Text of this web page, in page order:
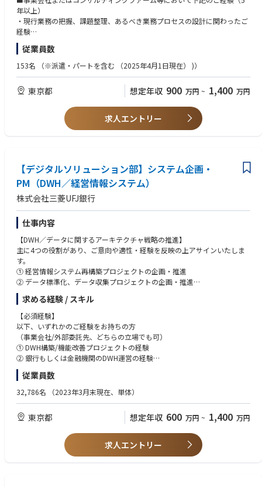
・重大度区分、判断基準、エスカレーション基準の整備
・システム・開発・事業・管理各部門との連携体制構築
・インシデント対応手順、連絡先、記録様式等の整備
・訓練・演習の企画、実施、振り返り
・発生事象や訓練結果に基づくプロセスの改善
■SOCに関する体制整備・運営
・セキュリティ監視の対象、目的、優先順位の整理
・アラートの受付、分析、判断、対応依頼、エスカレーションのプロセス
・監視結果や対応状況の可視化
・監視ルールや運用プロセスの継続的な見直し
・必要に応じた外部ベンダー・専門事業者の評価および管理
■IT全般統制・リスク管理の推進
制活動整備）
・統制上の課題に対する改善計画の策定・推進
・統制活動を通じて開発・インフラ部門と協働しセキュリティ対応などの
改善活動推進
・規程・ルールと実際の業務プロセスとの整合性確認
・統制活動の実施状況や改善状況のモニタリング
・経営層・関係部門へのリスクおよび進捗の報告
■組織定着・継続的改善
・各種統制体制の活動状況、課題、成果のモニタリング
・必要に応じた活動指標、リスク指標、改善指標等の設計
・定例会議および課題管理の運営
・各部門の実務負担や運用状況を踏まえたプロセス改善
・組織変更、新システム導入、新サービス開始等に伴う統制の見直し
・社内への情報発信、研修、啓発活動
・関係部門のメンバーが自律的に活動できるための支援
■将来的に期待する業務
・全社のIT統制・情報セキュリティ方針および中期計画の策定
・ITリスクの優先順位付けと対応計画の統括
・経営層への定期的なリスク報告と改善提案
・IT統制・情報セキュリティ関連予算の策定・管理
・外部専門家、サービス提供者、ベンダーの管理
■リスク管理と事業スピードのバランスを考慮できる方
リスクをゼロにすることだけを目指すのではなく、事業の目的、影響度、
実現可能性を踏まえて、管理水準や優先順位を判断できる方を歓迎しま
す。
■技術と組織の両面から課題を捉えられる方
セキュリティ製品や技術ありきで問題を解決しようとせず、業務プロセ
ス、組織、役割、教育、コミュニケーションを含めて総合的に対応できる
当社は1日あたり12,000症例（370万症例/年）の依頼に対応する日本最大
の画像診断拠点となっており、このシステムを正常に稼働させ続けること
います。
「世界の医療を支える目になる」を企業理念に、医療をテクノロジーによ
り支えるため、AIなど最先端テクノロジーへの投資も積極的に行い、医療
業界に貢献し続けています。
IT企画・業務改革のプロジェクトリーダーとして、業務部門、経営層、シ
を広げていただく可能性があります。IT企画のみに業務範囲を限定せず、I
Tガバナンスを含む隣接領域にも関心を持って取り組める方を想定してい
ます。
■業務課題の把握・分析
・各部門へのヒアリング、既存資料・データ分析等を通した、現行業務プ
ロセス、利用システム、部門間連携情報の可視化
・属人化、重複作業、手作業、情報分断などの課題整理
・経営レベルから現場レベルまでの課題認識の把握と、その本質、根本原
因の見極め
■業務改革・IT活用構想の策定
・あるべき業務プロセス、役割分担、運用体制の設計
・ITを活用した業務改革・改善施策の企画
・複数の改革案、システム化案の比較・評価
・投資対効果、実現可能性、優先順位を踏まえた実行計画の策定
・経営層、部門責任者への企画提案および合意形成
・導入・定着・継続改善
■新しい業務プロセスやシステムの導入支援
・利用部門との運用ルール、役割分担、業務手順の整備
・利用者向け説明、教育、マニュアル整備の企画
・導入後のPDCAサイクル実行
■将来的に期待する業務
・複数の業務改革・IT投資案件プロジェクトの優先順位付け
・プロジェクト推進プロセスや標準ルールの整備
年以上）
・現行業務の把握、課題整理、あるべき業務プロセスの設計に関わったご
経験
・複数部門または複数のステークホルダーが関わるプロジェクトを、主体
的に推進したご経験
・業務要件をシステム企画や改善施策に落とし込むためのIT知識に関する
・四年制大学卒業以上
・全社または複数部門を対象とした業務改革・DXプロジェクトのリード経
・業務プロセスの最適化（標準化、省力化、自動化、デジタル化等）を推
進したご経験
・医療情報システムや、安定性・品質が重視される業務システムに関わっ
たご経験
【求める人物像】
■現場に入り込み、本質的な課題を捉えられる方
現場から寄せられた要望をそのままシステム化するのではなく、実際の業
務や背景を理解し、「なぜその課題が発生しているのか」「本来どのよう
な状態を目指すべきか」を考えられる方を求めています。
■戦略と実行の両方に責任を持てる方
理想像や改革案を提示するだけではなく、経営層から現場まで立場の違う
各関係者との調整、実行計画への落とし込み、導入、定着、効果検証まで
粘り強く推進できる方を歓迎します。
■変化や不確実性を前向きに捉えられる方
すべての前提や要件が決まった環境ではなく、課題や解決策を関係者とと
もに整理していく環境にやりがいを感じられる方を求めています。
■既存の方法にとらわれず、より良い仕組みを提案できる方
現在の業務やシステムを前提とせず、目的に照らしてより良い方法を考
え、自ら提案し、周囲を巻き込みながら実現できる方を歓迎します。
従業員数
153名 （※派遣・パートを含む （2025年4⽉1⽇現在） )）
東京都 想定年収 900 万円 ~ 1,400 万円
求人エントリー
【デジタルソリューション部】システム企画・
PM（DWH／経営情報システム）
株式会社三菱UFJ銀行
仕事内容
【DWH／データに関するアーキテクチャ戦略の推進】
主に4つの役割があり、ご意向や適性・経験を反映の上アサインいたしま
す。
① 経営情報システム再構築プロジェクトの企画・推進
② データ標準化、データ収集プロジェクトの企画・推進
③ 社内向けサービスの提供（データ照会・提供）
- ユーザーからのデータ利活用ニーズに対するコンサルティングなど
④ 経営情報システムの保守・運用
【成長機会】
世界有数のグローバル金融グループで、大規模プロジェクトや、グローバ
ル・グループベースのデータ収集／提供を通じて、データドリブン経営推
【キャリアパス】
データ人材のプロフェッショナルキャリアを歩むケース、ビジネス部門で
の経験を積みシステム企画・デジタル施策等を推進するキャリアを歩むケ
ース等があります。
【デジタル戦略統括部について】
MUFGではデータに基づいた迅速な意思決定による更なる成長に向け、全
求める経験 / スキル
【必須経験】
以下、いずれかのご経験をお持ちの方
（事業会社/外部委託先、どちらの立場でも可）
① DWH構築/機能改善プロジェクトの経験
② 銀行もしくは金融機関のDWH運営の経験
- 業務運営、業務要件定義など
※経験年数は2~3年以上が目安ですが、未達の場合でも積極的なご応募を
【歓迎経験】
・100人月以上のプロジェクトで、複数のステークホルダーと折衝した経
- システム制約や自身の考えを言語化し、ユーザーと議論ができるコミ
従業員数
32,786名 （2023年3月末現在、単体）
東京都 想定年収 600 万円 ~ 1,400 万円
求人エントリー